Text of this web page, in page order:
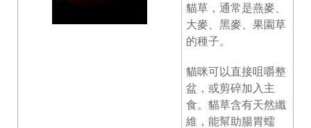
貓草，通常是燕麥、
大麥、黑麥、果園草
的種子。
貓咪可以直接咀嚼整
盆，或剪碎加入主
食。貓草含有天然纖
維，能幫助腸胃蠕